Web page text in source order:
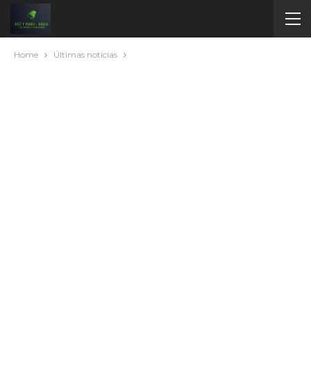
Home Últimas noticias